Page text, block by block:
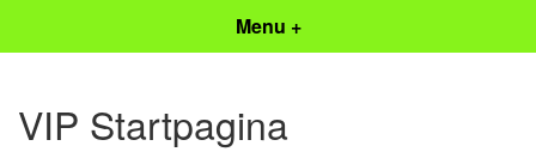
Menu +
VIP Startpagina